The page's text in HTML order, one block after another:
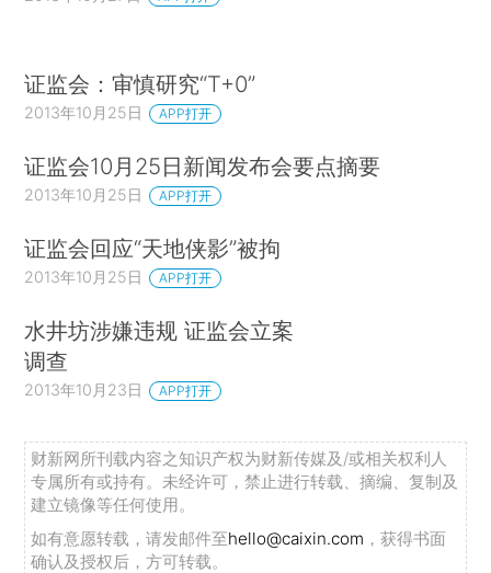
证监会：审慎研究“T+0”
2013年10月25日 APP打开
证监会10月25日新闻发布会要点摘要
2013年10月25日 APP打开
证监会回应“天地侠影”被拘
2013年10月25日 APP打开
水井坊涉嫌违规 证监会立案
调查
2013年10月23日 APP打开
财新网所刊载内容之知识产权为财新传媒及/或相关权利人
专属所有或持有。未经许可，禁止进行转载、摘编、复制及
建立镜像等任何使用。
如有意愿转载，请发邮件至hello@caixin.com ，获得书面
确认及授权后，方可转载。